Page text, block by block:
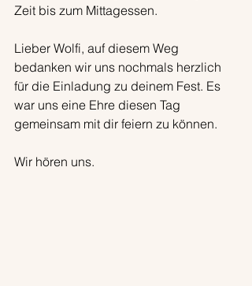
Zeit bis zum Mittagessen.
Lieber Wolfi, auf diesem Weg
bedanken wir uns nochmals herzlich
für die Einladung zu deinem Fest. Es
war uns eine Ehre diesen Tag
gemeinsam mit dir feiern zu können.
Wir hören uns.